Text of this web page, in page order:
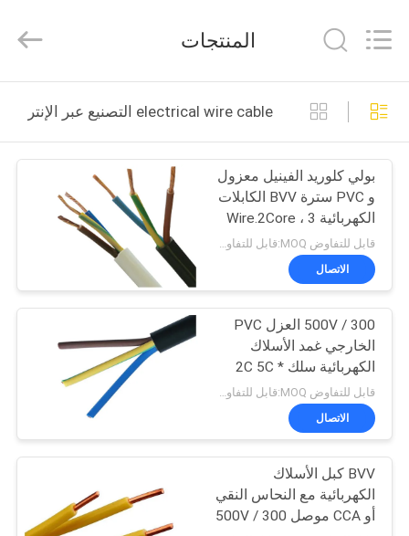
منزل
المنتجات
أشرطة
فيديو
عرض
الواقع
الافتراضي
حول
بنا
جولة
(Group)
Rights
المنتجات
electrical wire cable التصنيع عبر الإنترنت
بولي كلوريد الفينيل معزول
و PVC سترة BVV الكابلات
الكهربائية Wire.2Core ، 3
الأساسية ، 4Core ، 5 كور
X1.5sqmm ، 2.5sqmm
إلى 6sqmm
قابل للتفاوض MOQ:قابل للتفاوض
الاتصال
300 / 500V العزل PVC
الخارجي غمد الأسلاك
الكهربائية سلك 2C 5C *
1.5mm2 / 2.5mm2
الاتصال
BVV كبل الأسلاك
الكهربائية مع النحاس النقي
أو CCA موصل 300 / 500V